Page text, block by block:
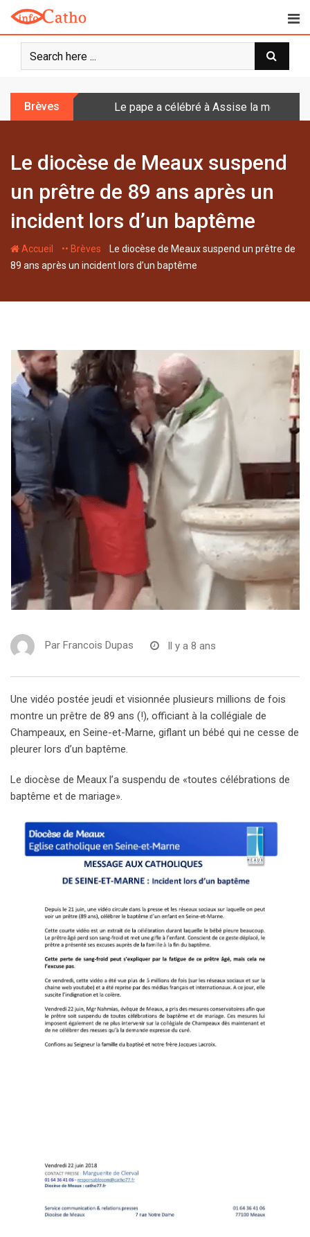
o
Brèves Le pape a célébré à Assise la messe
Le diocèse de Meaux suspend
un prêtre de 89 ans après un
incident lors d’un baptême
Accueil - •• Brèves - Le diocèse de Meaux suspend un prêtre de
89 ans après un incident lors d’un baptême
Par Francois Dupas Il y a 8 ans
Une vidéo postée jeudi et visionnée plusieurs millions de fois
montre un prêtre de 89 ans (!), officiant à la collégiale de
Champeaux, en Seine-et-Marne, giflant un bébé qui ne cesse de
pleurer lors d’un baptême.
Le diocèse de Meaux l’a suspendu de «toutes célébrations de
baptême et de mariage».